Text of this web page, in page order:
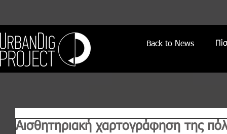
Back to News
Αισθητηριακή χαρτογράφηση της